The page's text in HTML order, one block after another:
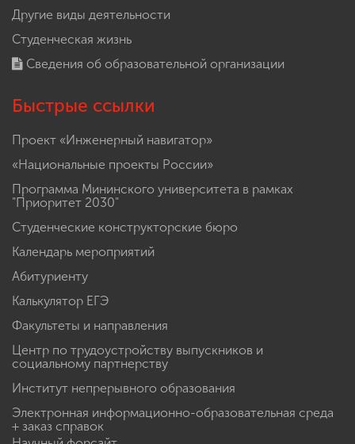
Другие виды деятельности
Студенческая жизнь
Сведения об образовательной организации
Быстрые ссылки
Проект «Инженерный навигатор»
«Национальные проекты России»
Программа Мининского университета в рамках
"Приоритет 2030"
Студенческие конструкторские бюро
Календарь мероприятий
Абитуриенту
Калькулятор ЕГЭ
Факультеты и направления
Центр по трудоустройству выпускников и
социальному партнерству
Институт непрерывного образования
Электронная информационно-образовательная среда
+ заказ справок